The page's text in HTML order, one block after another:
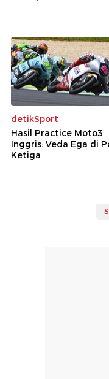
detikSport
Hasil Practice Moto3
Inggris: Veda Ega di
Ketiga